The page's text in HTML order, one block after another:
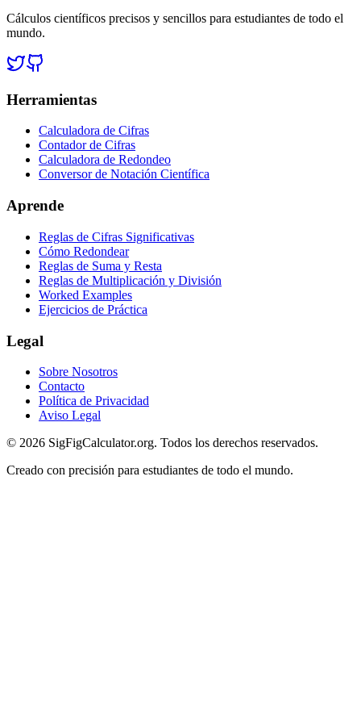
Cálculos científicos precisos y sencillos para estudiantes de todo el
mundo.
Herramientas
Calculadora de Cifras
Contador de Cifras
Calculadora de Redondeo
Conversor de Notación Científica
Aprende
Reglas de Cifras Significativas
Cómo Redondear
Reglas de Suma y Resta
Reglas de Multiplicación y División
Worked Examples
Ejercicios de Práctica
Legal
Sobre Nosotros
Contacto
Política de Privacidad
Aviso Legal
© 2026 SigFigCalculator.org. Todos los derechos reservados.
Creado con precisión para estudiantes de todo el mundo.